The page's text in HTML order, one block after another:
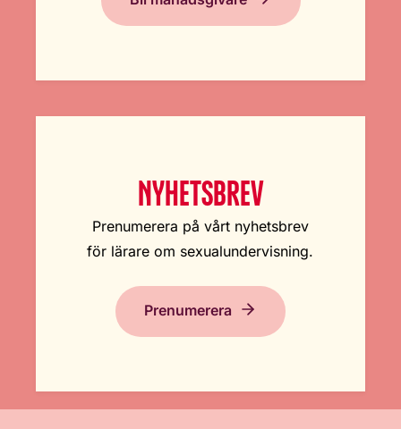
NYHETSBREV
Prenumerera på vårt nyhetsbrev
för lärare om sexualundervisning.
Prenumerera